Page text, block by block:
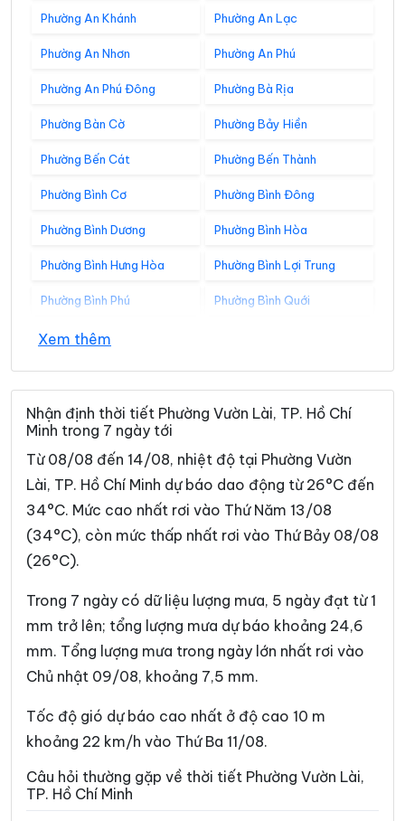
Phường An Khánh Phường An Lạc
Phường An Nhơn Phường An Phú
Phường An Phú Đông Phường Bà Rịa
Phường Bàn Cờ Phường Bảy Hiền
Phường Bến Cát Phường Bến Thành
Phường Bình Cơ Phường Bình Đông
Phường Bình Dương Phường Bình Hòa
Phường Bình Hưng Hòa Phường Bình Lợi Trung
Phường Bình Phú Phường Bình Quới
Phường Bình Tân
Phường Bình Thạnh Phường Bình Thới
Phường Bình Tiên Phường Bình Trị Đông
Phường Bình Trưng
Phường Cầu Kiệu Phường Cầu Ông Lãnh
Phường Chánh Hiệp Phường Chánh Hưng
Phường Chánh Phú Hòa
Phường Diên Hồng Phường Đông Hòa
Phường Đông Hưng Thuận Phường Đức Nhuận
Phường Gia Định
Phường Hạnh Thông Phường Hiệp Bình
Phường Khánh Hội
Xem thêm
Nhận định thời tiết Phường Vườn Lài, TP. Hồ Chí
Minh trong 7 ngày tới
Từ 08/08 đến 14/08, nhiệt độ tại Phường Vườn
Lài, TP. Hồ Chí Minh dự báo dao động từ 26°C đến
34°C. Mức cao nhất rơi vào Thứ Năm 13/08
(34°C), còn mức thấp nhất rơi vào Thứ Bảy 08/08
(26°C).
Trong 7 ngày có dữ liệu lượng mưa, 5 ngày đạt từ 1
mm trở lên; tổng lượng mưa dự báo khoảng 24,6
mm. Tổng lượng mưa trong ngày lớn nhất rơi vào
Chủ nhật 09/08, khoảng 7,5 mm.
Tốc độ gió dự báo cao nhất ở độ cao 10 m
khoảng 22 km/h vào Thứ Ba 11/08.
Câu hỏi thường gặp về thời tiết Phường Vườn Lài,
TP. Hồ Chí Minh